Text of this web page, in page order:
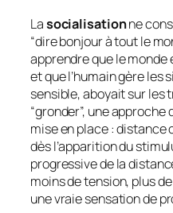
Lasocialisationne
“dire bonjour à tout le
apprendre que le
et que l’humain gère
sensible, aboyait sur les
“gronder”, une approche
mise en place :
dès l’apparition du
progressive de la
moins de tension, plus
une vraie sensation de